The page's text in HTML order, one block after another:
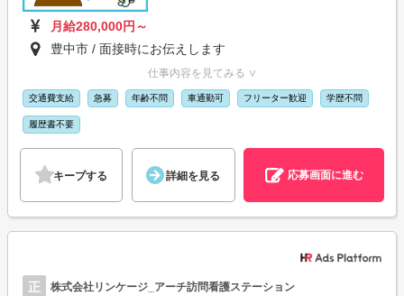
月給280,000円～
豊中市 / 面接時にお伝えします
仕事内容を見てみる ∨
交通費支給 急募 年齢不問 車通勤可 フリーター歓迎 学歴不問
履歴書不要
キープする 詳細を見る 応募画面に進む
正 株式会社リンケージ_アーチ訪問看護ステーション